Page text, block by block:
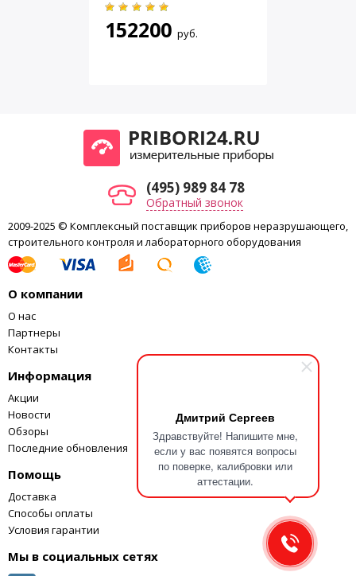
Дмитрий Сергеев
Здравствуйте! Напишите мне,
если у вас появятся вопросы
по поверке, калибровки или
аттестации.
120 x 35 x 30 мм
ca. 80 g
152200 руб.
(495) 989 84 78
Обратный звонок
2009-2025 © Комплексный поставщик приборов неразрушающего,
строительного контроля и лабораторного оборудования
О компании
О нас
Партнеры
Контакты
Информация
Акции
Новости
Обзоры
Последние обновления
Помощь
Доставка
Способы оплаты
Условия гарантии
Мы в социальных сетях